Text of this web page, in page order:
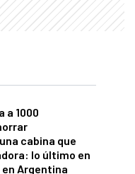
a 1000
cabina que
lo último en
Argentina